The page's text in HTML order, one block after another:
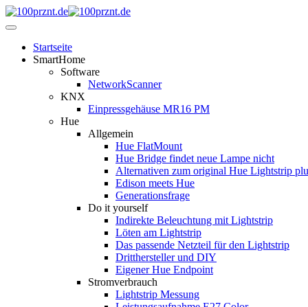
Startseite
SmartHome
Software
NetworkScanner
KNX
Einpressgehäuse MR16 PM
Hue
Allgemein
Hue FlatMount
Hue Bridge findet neue Lampe nicht
Alternativen zum original Hue Lightstrip
Edison meets Hue
Generationsfrage
Do it yourself
Indirekte Beleuchtung mit Lightstrip
Löten am Lightstrip
Das passende Netzteil für den Lightstrip
Dritthersteller und DIY
Eigener Hue Endpoint
Stromverbrauch
Lightstrip Messung